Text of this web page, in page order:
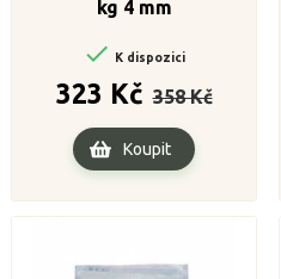
kg 4 mm
 K dispozici
323 Kč cena
358 Kč
Cena
Koupit